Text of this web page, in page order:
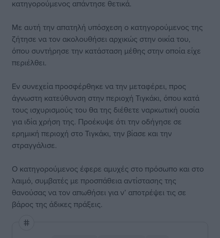
κατηγορούμενος απάντησε θετικά.
Με αυτή την απατηλή υπόσχεση ο κατηγορούμενος της
ζήτησε να τον ακολουθήσει αρχικώς στην οικία του,
όπου συντήρησε την κατάσταση μέθης στην οποία είχε
περιέλθει.
Εν συνεχεία προσφέρθηκε να την μεταφέρει, προς
άγνωστη κατεύθυνση στην περιοχή Τιγκάκι, όπου κατά
τους ισχυρισμούς του θα της διέθετε ναρκωτική ουσία
για ιδία χρήση της. Προέκυψε ότι την οδήγησε σε
ερημική περιοχή στο Τιγκάκι, την βίασε και την
στραγγάλισε.
Ο κατηγορούμενος έφερε αμυχές στο πρόσωπο και στο
λαιμό, συμβατές με προσπάθεια αντίστασης της
θανούσας να τον απωθήσει για ν’ αποτρέψει τις σε
βάρος της άδικες πράξεις.